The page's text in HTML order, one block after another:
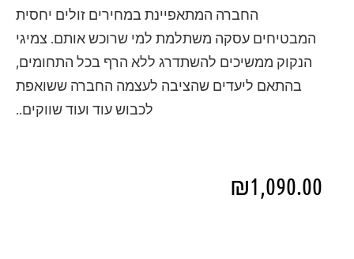
החברה המתאפיינת במחירים זולים יחסית
המבטיחים עסקה משתלמת למי שרוכש אותם. צמיגי
הנקוק ממשיכים להשתדרג ללא הרף בכל התחומים,
בהתאם ליעדים שהציבה לעצמה החברה ששואפת
לכבוש עוד ועוד שווקים..
₪1,090.00